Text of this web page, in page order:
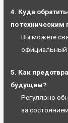
4. Куда
по техническим
Вы можете
официальный
5. Как
будущем?
Регулярно
за